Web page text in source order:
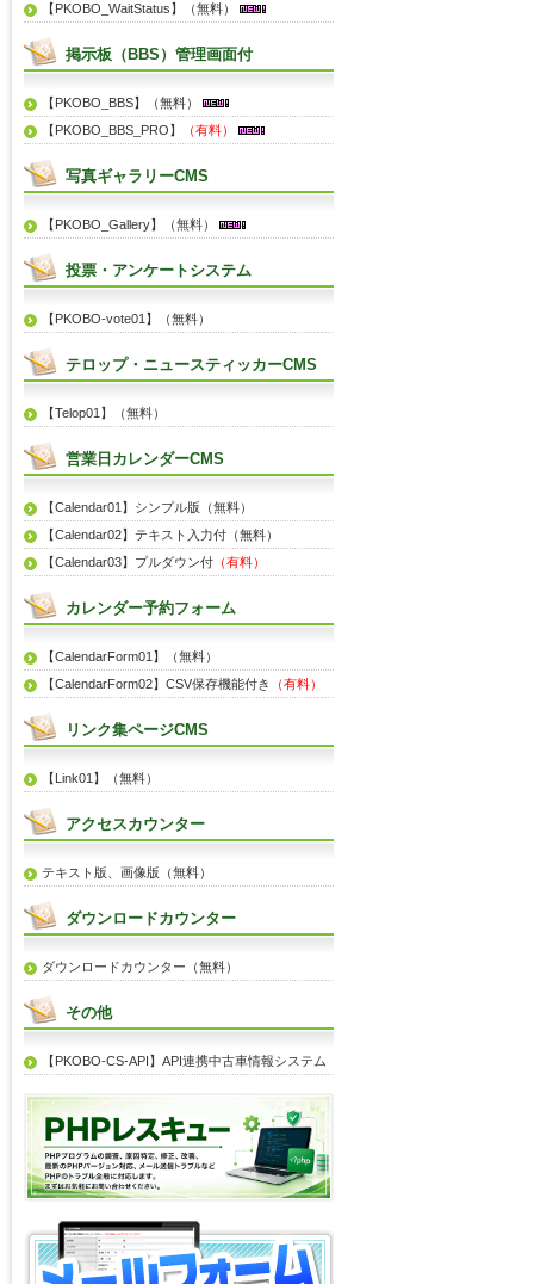
【PKOBO_WaitStatus】（無料）
掲示板（BBS）管理画面付
【PKOBO_BBS】（無料）
【PKOBO_BBS_PRO】
（有料）
写真ギャラリーCMS
【PKOBO_Gallery】（無料）
投票・アンケートシステム
【PKOBO-vote01】（無料）
テロップ・ニュースティッカーCMS
【Telop01】（無料）
営業日カレンダーCMS
【Calendar01】シンプル版（無料）
【Calendar02】テキスト入力付（無料）
【Calendar03】プルダウン付 （有料）
カレンダー予約フォーム
【CalendarForm01】（無料）
【CalendarForm02】CSV保存機能付き
（有料）
リンク集ページCMS
【Link01】（無料）
アクセスカウンター
テキスト版、画像版（無料）
ダウンロードカウンター
ダウンロードカウンター（無料）
その他
【PKOBO-CS-API】API連携中古車情報システム